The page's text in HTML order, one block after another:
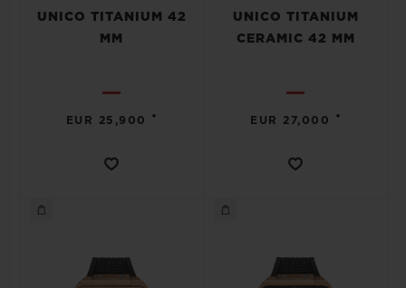
UNICO TITANIUM 42
MM
EUR 25,900 •
UNICO TITANIUM
CERAMIC 42 MM
EUR 27,000 •